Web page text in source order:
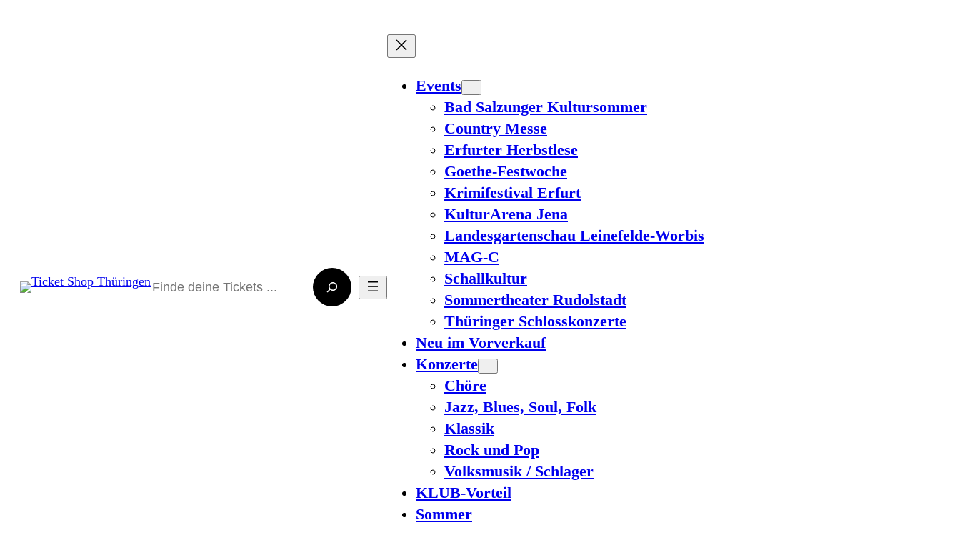
Events
Bad Salzunger Kultursommer
Country Messe
Erfurter Herbstlese
Goethe-Festwoche
Krimifestival Erfurt
KulturArena Jena
Landesgartenschau Leinefelde-Worbis
MAG-C
Schallkultur
Sommertheater Rudolstadt
Thüringer Schlosskonzerte
Neu im Vorverkauf
Konzerte
Chöre
Jazz, Blues, Soul, Folk
Klassik
Rock und Pop
Volksmusik / Schlager
KLUB-Vorteil
Sommer